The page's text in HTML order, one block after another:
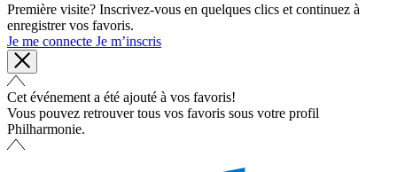
Première visite? Inscrivez-vous en quelques clics et continuez à
enregistrer vos favoris.
Je me connecte Je m’inscris
Cet événement a été ajouté à vos favoris!
Vous pouvez retrouver tous vos favoris sous votre profil
Philharmonie.